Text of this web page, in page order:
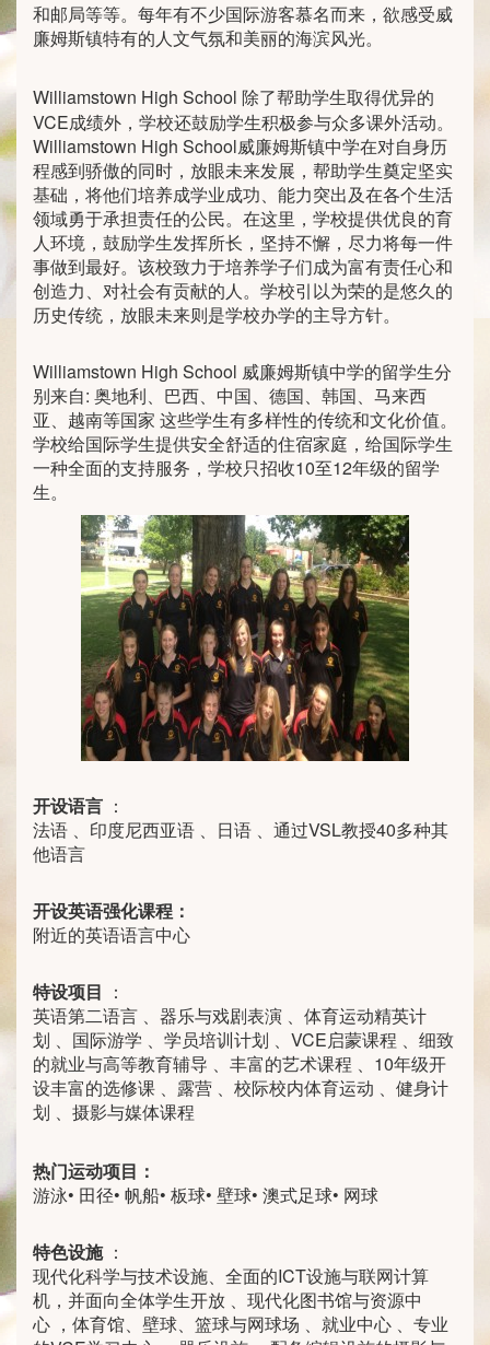
和邮局等等。每年有不少国际游客慕名而来，欲感受威
廉姆斯镇特有的人文气氛和美丽的海滨风光。
Williamstown High School 除了帮助学生取得优异的
VCE成绩外，学校还鼓励学生积极参与众多课外活动。
Williamstown High School威廉姆斯镇中学在对自身历
程感到骄傲的同时，放眼未来发展，帮助学生奠定坚实
基础，将他们培养成学业成功、能力突出及在各个生活
领域勇于承担责任的公民。在这里，学校提供优良的育
人环境，鼓励学生发挥所长，坚持不懈，尽力将每一件
事做到最好。该校致力于培养学子们成为富有责任心和
创造力、对社会有贡献的人。学校引以为荣的是悠久的
历史传统，放眼未来则是学校办学的主导方针。
Williamstown High School 威廉姆斯镇中学的留学生分
别来自: 奥地利、巴西、中国、德国、韩国、马来西
亚、越南等国家 这些学生有多样性的传统和文化价值。
学校给国际学生提供安全舒适的住宿家庭，给国际学生
一种全面的支持服务，学校只招收10至12年级的留学
生。
开设语言 ：
法语 、印度尼西亚语 、日语 、通过VSL教授40多种其
他语言
开设英语强化课程：
附近的英语语言中心
特设项目 ：
英语第二语言 、器乐与戏剧表演 、体育运动精英计
划 、国际游学 、学员培训计划 、VCE启蒙课程 、细致
的就业与高等教育辅导 、丰富的艺术课程 、10年级开
设丰富的选修课 、露营 、校际校内体育运动 、健身计
划 、摄影与媒体课程
热门运动项目：
游泳• 田径• 帆船• 板球• 壁球• 澳式足球• 网球
特色设施：
现代化科学与技术设施、全面的ICT设施与联网计算
机，并面向全体学生开放 、现代化图书馆与资源中
心 ，体育馆、壁球、篮球与网球场 、就业中心 、专业